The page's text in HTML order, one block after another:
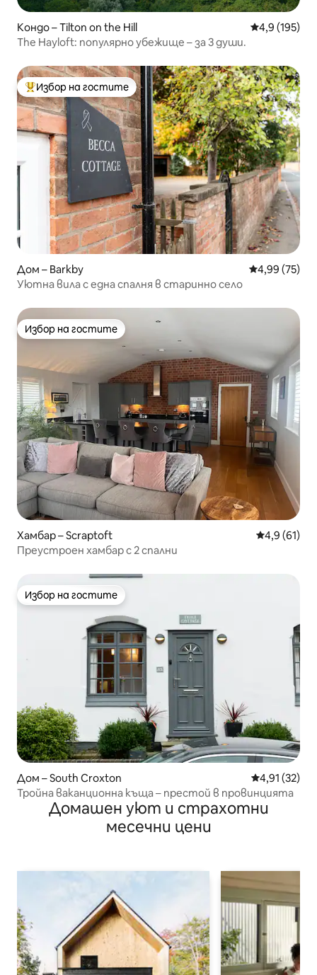
Кондо – Tilton on the Hill Средна
4,9 (195)
The Hayloft: популярно убежище – за 3 души.
Най-популярен избор на гостите
Избор на гостите
Дом – Barkby Средна
4,99 (75)
Уютна вила с една спалня в старинно село
Избор на гостите
Избор на гостите
Хамбар – Scraptoft Средна
4,9 (61)
Преустроен хамбар с 2 спални
Избор на гостите
Избор на гостите
Дом – South Croxton Средна
4,91 (32)
Тройна ваканционна къща – престой в провинцията
Домашен уют и страхотни
месечни цени